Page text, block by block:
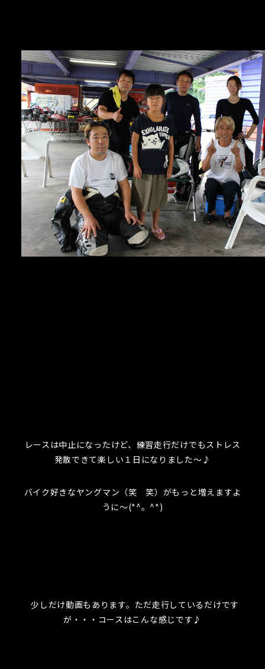
レースは中止になったけど、練習走行だけでもストレス
発散できて楽しい１日になりました～♪
バイク好きなヤングマン（笑 笑）がもっと増えますよ
うに～(*^。^*)
少しだけ動画もあります。ただ走行しているだけです
が・・・コースはこんな感じです♪